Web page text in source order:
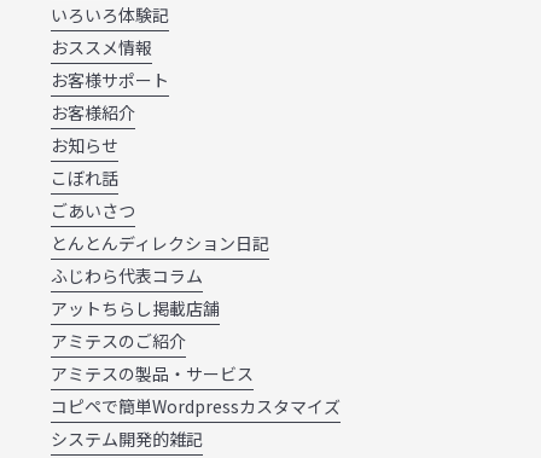
いろいろ体験記
おススメ情報
お客様サポート
お客様紹介
お知らせ
こぼれ話
ごあいさつ
とんとんディレクション日記
ふじわら代表コラム
アットちらし掲載店舗
アミテスのご紹介
アミテスの製品・サービス
コピペで簡単Wordpressカスタマイズ
システム開発的雑記